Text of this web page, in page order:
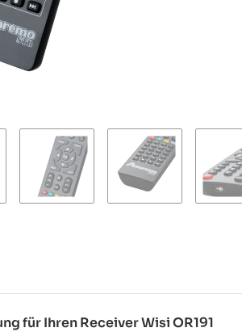
für Ihren Receiver Wisi OR191